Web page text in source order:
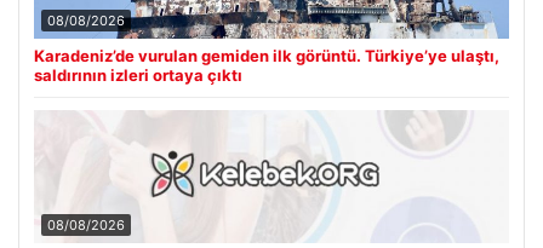
08/08/2026
Karadeniz’de vurulan gemiden ilk görüntü. Türkiye’ye ulaştı,
saldırının izleri ortaya çıktı
08/08/2026